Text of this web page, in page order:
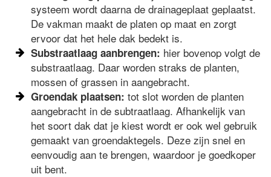
systeem wordt daarna de drainageplaat geplaatst.
De vakman maakt de platen op maat en zorgt
ervoor dat het hele dak bedekt is.
Substraatlaag aanbrengen: hier bovenop volgt de
substraatlaag. Daar worden straks de planten,
mossen of grassen in aangebracht.
Groendak plaatsen: tot slot worden de planten
aangebracht in de subtraatlaag. Afhankelijk van
het soort dak dat je kiest wordt er ook wel gebruik
gemaakt van groendaktegels. Deze zijn snel en
eenvoudig aan te brengen, waardoor je goedkoper
uit bent.